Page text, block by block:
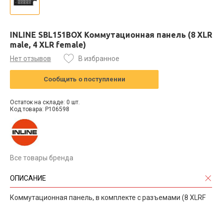
INLINE SBL151BOX Коммутационная панель (8 XLR
male, 4 XLR female)
Нет отзывов В избранное
Сообщить о поступлении
Остаток на складе: 0 шт.
Код товара: P106598
Все товары бренда
ОПИСАНИЕ
Коммутационная панель, в комплекте с разъемами (8 XLRF